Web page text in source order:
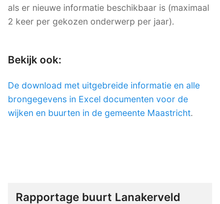
als er nieuwe informatie beschikbaar is (maximaal
2 keer per gekozen onderwerp per jaar).
Bekijk ook:
De download met uitgebreide informatie en alle
brongegevens in Excel documenten voor de
wijken en buurten in de gemeente Maastricht.
Rapportage buurt Lanakerveld